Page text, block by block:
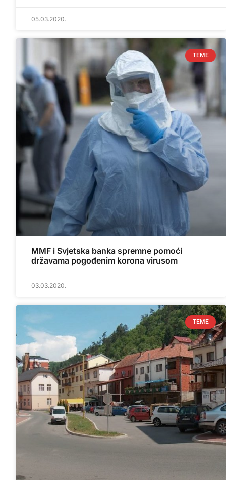
05.03.2020.
TEME
MMF i Svjetska banka spremne pomoći
državama pogođenim korona virusom
03.03.2020.
TEME